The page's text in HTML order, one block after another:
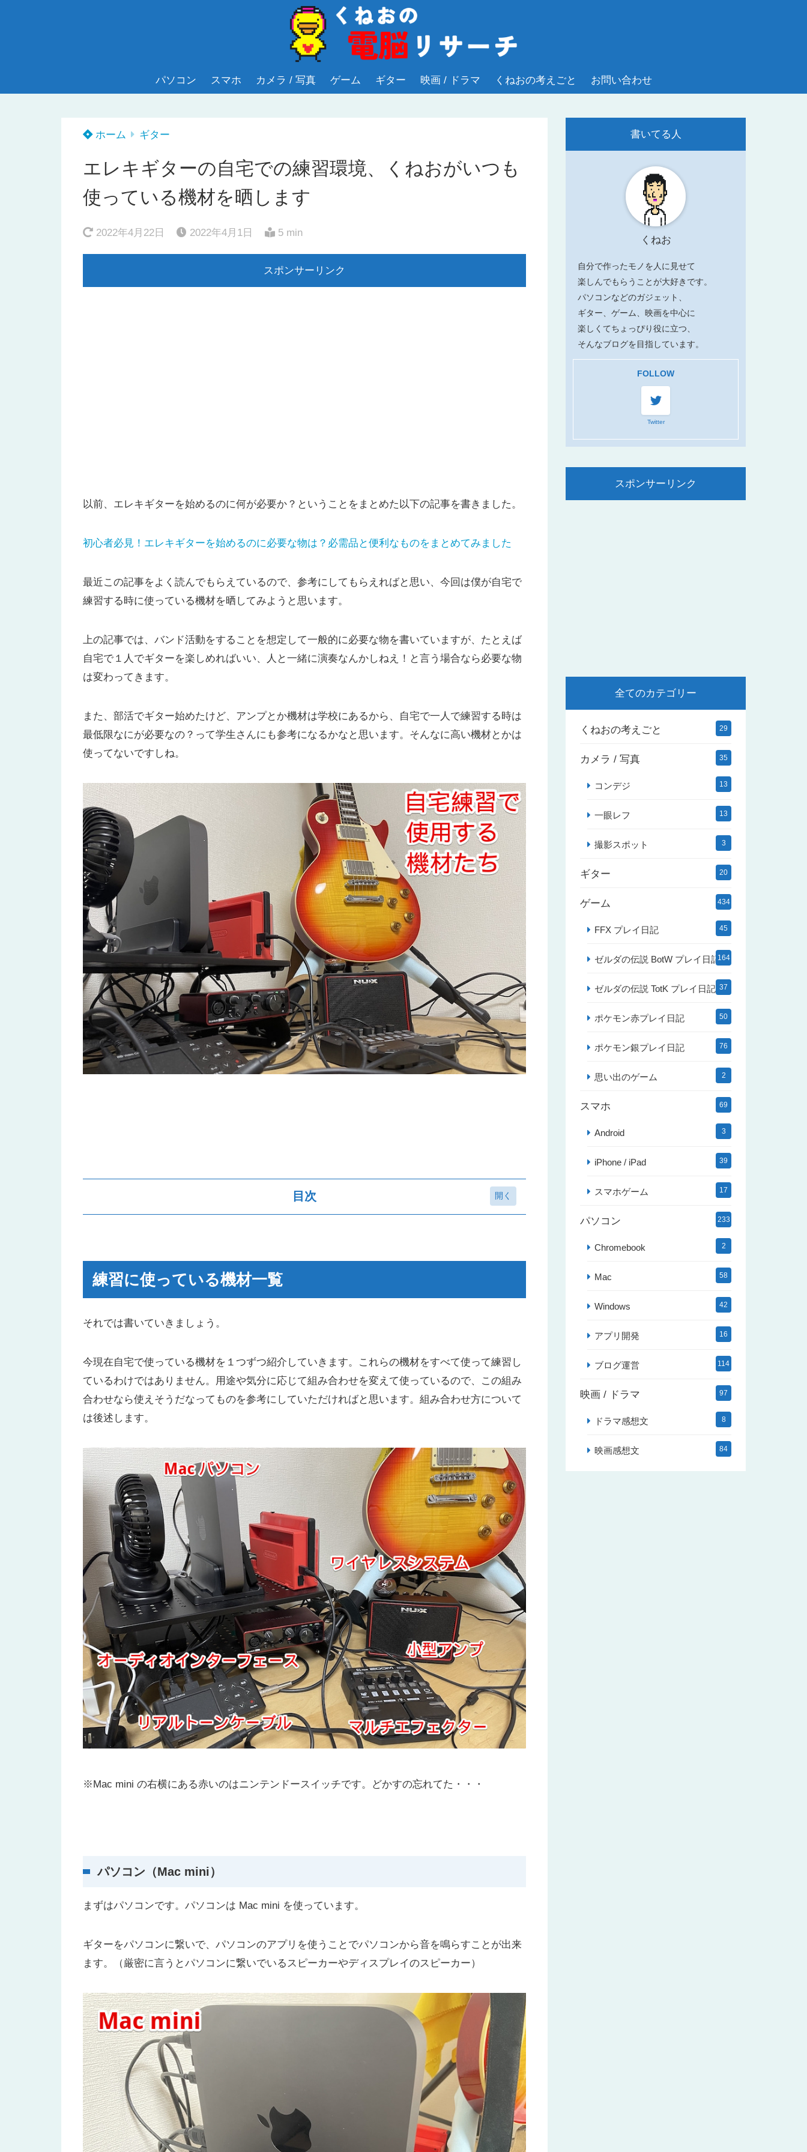
パソコン スマホ カメラ / 写真 ゲーム ギター 映画 / ドラマ くねおの考えごと お問い合わせ
ホーム ギター
エレキギターの自宅での練習環境、くねおがいつも
使っている機材を晒します
2022年4月22日 2022年4月1日 5 min
スポンサーリンク
以前、エレキギターを始めるのに何が必要か？ということをまとめた以下の記事を書きました。
初心者必見！エレキギターを始めるのに必要な物は？必需品と便利なものをまとめてみました
最近この記事をよく読んでもらえているので、参考にしてもらえればと思い、今回は僕が自宅で
練習する時に使っている機材を晒してみようと思います。
上の記事では、バンド活動をすることを想定して一般的に必要な物を書いていますが、たとえば
自宅で１人でギターを楽しめればいい、人と一緒に演奏なんかしねえ！と言う場合なら必要な物
は変わってきます。
また、部活でギター始めたけど、アンプとか機材は学校にあるから、自宅で一人で練習する時は
最低限なにが必要なの？って学生さんにも参考になるかなと思います。そんなに高い機材とかは
使ってないですしね。
目次
オーディオインターフェース（Scarlett Solo）
マルチエフェクター（ZOOM G1 FOUR）
ワイヤレスシステム（Xvive XV-U2/CB）
小型アンプ（NUX Mighty Lite BT）
シールド
Case1：超手軽！リアルトーンケーブルとGarageBandで練習
Case3：アンプで練習したい（マルチエフェクター有り）
Case４：アンプで練習したい（マルチエフェクター無し）
おまけ
練習に使っている機材一覧
それでは書いていきましょう。
今現在自宅で使っている機材を１つずつ紹介していきます。これらの機材をすべて使って練習し
ているわけではありません。用途や気分に応じて組み合わせを変えて使っているので、この組み
合わせなら使えそうだなってものを参考にしていただければと思います。組み合わせ方について
は後述します。
※Mac mini の右横にある赤いのはニンテンドースイッチです。どかすの忘れてた・・・
パソコン（Mac mini）
まずはパソコンです。パソコンは Mac mini を使っています。
ギターをパソコンに繋いで、パソコンのアプリを使うことでパソコンから音を鳴らすことが出来
ます。（厳密に言うとパソコンに繋いでいるスピーカーやディスプレイのスピーカー）
書いてる人
くねお
自分で作ったモノを人に見せて
楽しんでもらうことが大好きです。
パソコンなどのガジェット、
ギター、ゲーム、映画を中心に
楽しくてちょっぴり役に立つ、
そんなブログを目指しています。
FOLLOW
Twitter
スポンサーリンク
全てのカテゴリー
くねおの考えごと 29
カメラ / 写真 35
コンデジ 13
一眼レフ 13
撮影スポット 3
ギター 20
ゲーム 434
FFX プレイ日記 45
ゼルダの伝説 BotW プレイ日記164
ゼルダの伝説 TotK プレイ日記 37
ポケモン赤プレイ日記 50
ポケモン銀プレイ日記 76
思い出のゲーム 2
スマホ 69
Android 3
iPhone / iPad 39
スマホゲーム 17
パソコン 233
Chromebook 2
Mac 58
Windows 42
アプリ開発 16
ブログ運営 114
映画 / ドラマ 97
ドラマ感想文 8
映画感想文 84